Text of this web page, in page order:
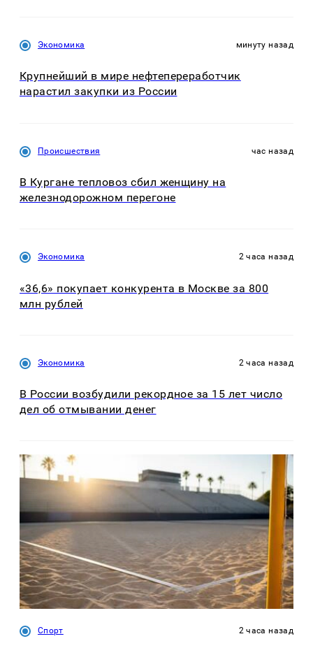
Экономика минуту назад
Крупнейший в мире нефтепереработчик
нарастил закупки из России
Происшествия час назад
В Кургане тепловоз сбил женщину на
железнодорожном перегоне
Экономика 2 часа назад
«36,6» покупает конкурента в Москве за 800
млн рублей
Экономика 2 часа назад
В России возбудили рекордное за 15 лет число
дел об отмывании денег
Спорт 2 часа назад